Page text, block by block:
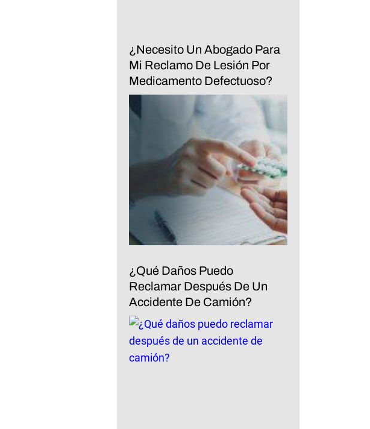
¿Necesito Un Abogado Para
Mi Reclamo De Lesión Por
Medicamento Defectuoso?
¿Qué Daños Puedo
Reclamar Después De Un
Accidente De Camión?